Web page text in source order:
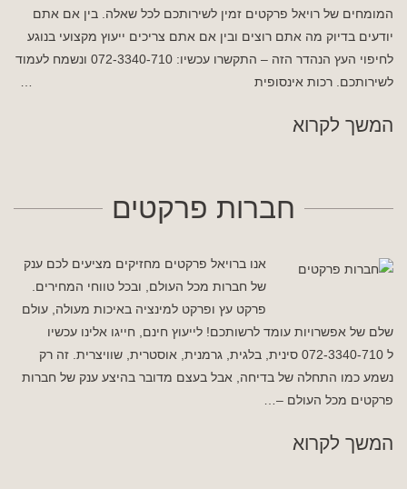
המומחים של רויאל פרקטים זמין לשירותכם לכל שאלה. בין אם אתם
יודעים בדיוק מה אתם רוצים ובין אם אתם צריכים ייעוץ מקצועי בנוגע
לחיפוי העץ הנהדר הזה – התקשרו עכשיו: 072-3340-710 ונשמח לעמוד
לשירותכם. רכות אינסופית …
המשך לקרוא
חברות פרקטים
אנו ברויאל פרקטים מחזיקים מציעים לכם ענק
של חברות מכל העולם, ובכל טווחי המחירים.
פרקט עץ ופרקט למינציה באיכות מעולה, עולם
שלם של אפשרויות עומד לרשותכם! לייעוץ חינם, חייגו אלינו עכשיו
ל 072-3340-710 סינית, בלגית, גרמנית, אוסטרית, שוויצרית. זה רק
נשמע כמו התחלה של בדיחה, אבל בעצם מדובר בהיצע ענק של חברות
פרקטים מכל העולם –…
המשך לקרוא